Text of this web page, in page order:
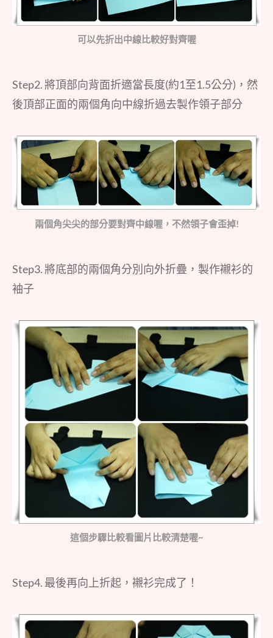
可以先折出中線比較好對齊喔
Step2. 將頂部向背面折適當長度(約1至1.5公分)，然
後頂部正面的兩個角向中線折過去製作領子部分
兩個角尖尖的部分要對齊中線喔，不然領子會歪掉!
Step3. 將底部的兩個角分別向外折疊，製作襯衫的
袖子
這個步驟比較看圖片比較清楚喔~
Step4. 最後再向上折起，襯衫完成了！